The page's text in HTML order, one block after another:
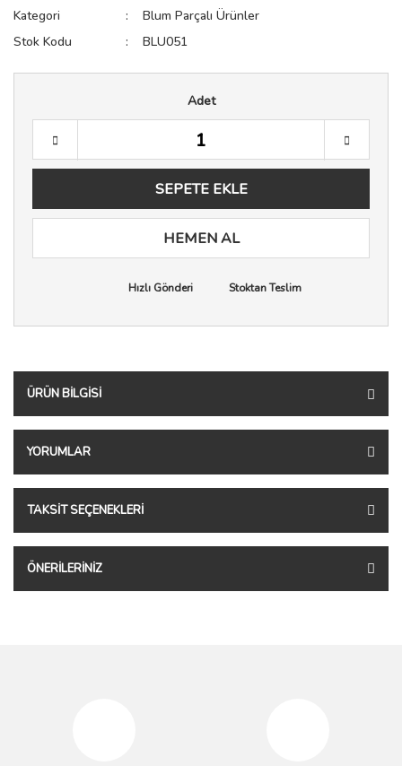
Kategori
Blum Parçalı Ürünler
Stok Kodu
BLU051
Adet
SEPETE EKLE
HEMEN AL
Hızlı Gönderi Stoktan Teslim
ÜRÜN BILGISI
YORUMLAR
TAKSIT SEÇENEKLERI
ÖNERILERINIZ